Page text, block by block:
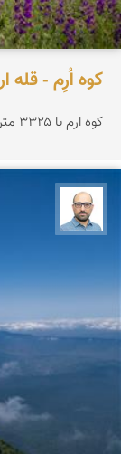
کوه اُرِم - قله
کوه ارم با ۳۳۲۵ متر ارتفاع در جنوب چاشم